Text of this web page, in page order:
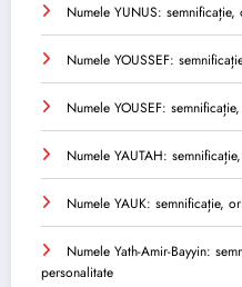
Numele YUNUS:
Numele YOUSSEF:
Numele YOUSEF:
Numele YAUTAH:
Numele YAUK: semnificație,
Numele Yath-Amir-Bayyin:
personalitate